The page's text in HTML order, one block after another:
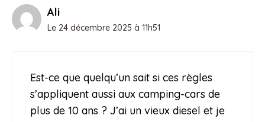
Ali
Le 24 décembre 2025 à 11h51
Est-ce que quelqu’un sait si ces règles
s’appliquent aussi aux camping-cars de
plus de 10 ans ? J’ai un vieux diesel et je